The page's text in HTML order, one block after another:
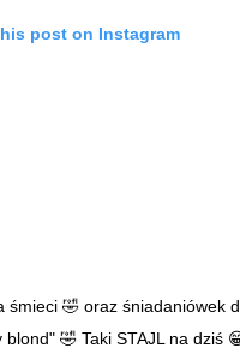
post on Instagram
🤣 oraz śniadaniówek
🤣 Taki STAJL na dziś